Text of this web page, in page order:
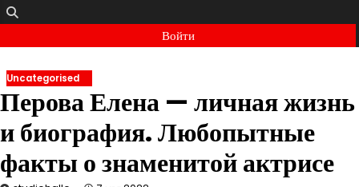
Войти
Uncategorised
Перова Елена — личная жизнь
и биография. Любопытные
факты о знаменитой актрисе